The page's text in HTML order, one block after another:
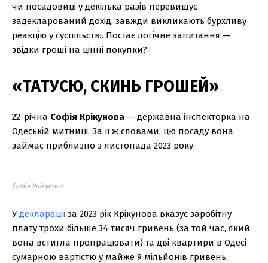
чи посадовиці у декілька разів перевищує
задекларований дохід, завжди викликають бурхливу
реакцію у суспільстві. Постає логічне запитання —
звідки гроші на цінні покупки?
«ТАТУСЮ, СКИНЬ ГРОШЕЙ»
22-річна Софія Крікунова — державна інспекторка на
Одеській митниці. За її ж словами, цю посаду вона
займає приблизно з листопада 2023 року.
Софія Крікунова
У декларації за 2023 рік Крікунова вказує заробітну
плату трохи більше 34 тисяч гривень (за той час, який
вона встигла пропрацювати) та дві квартири в Одесі
сумарною вартістю у майже 9 мільйонів гривень,